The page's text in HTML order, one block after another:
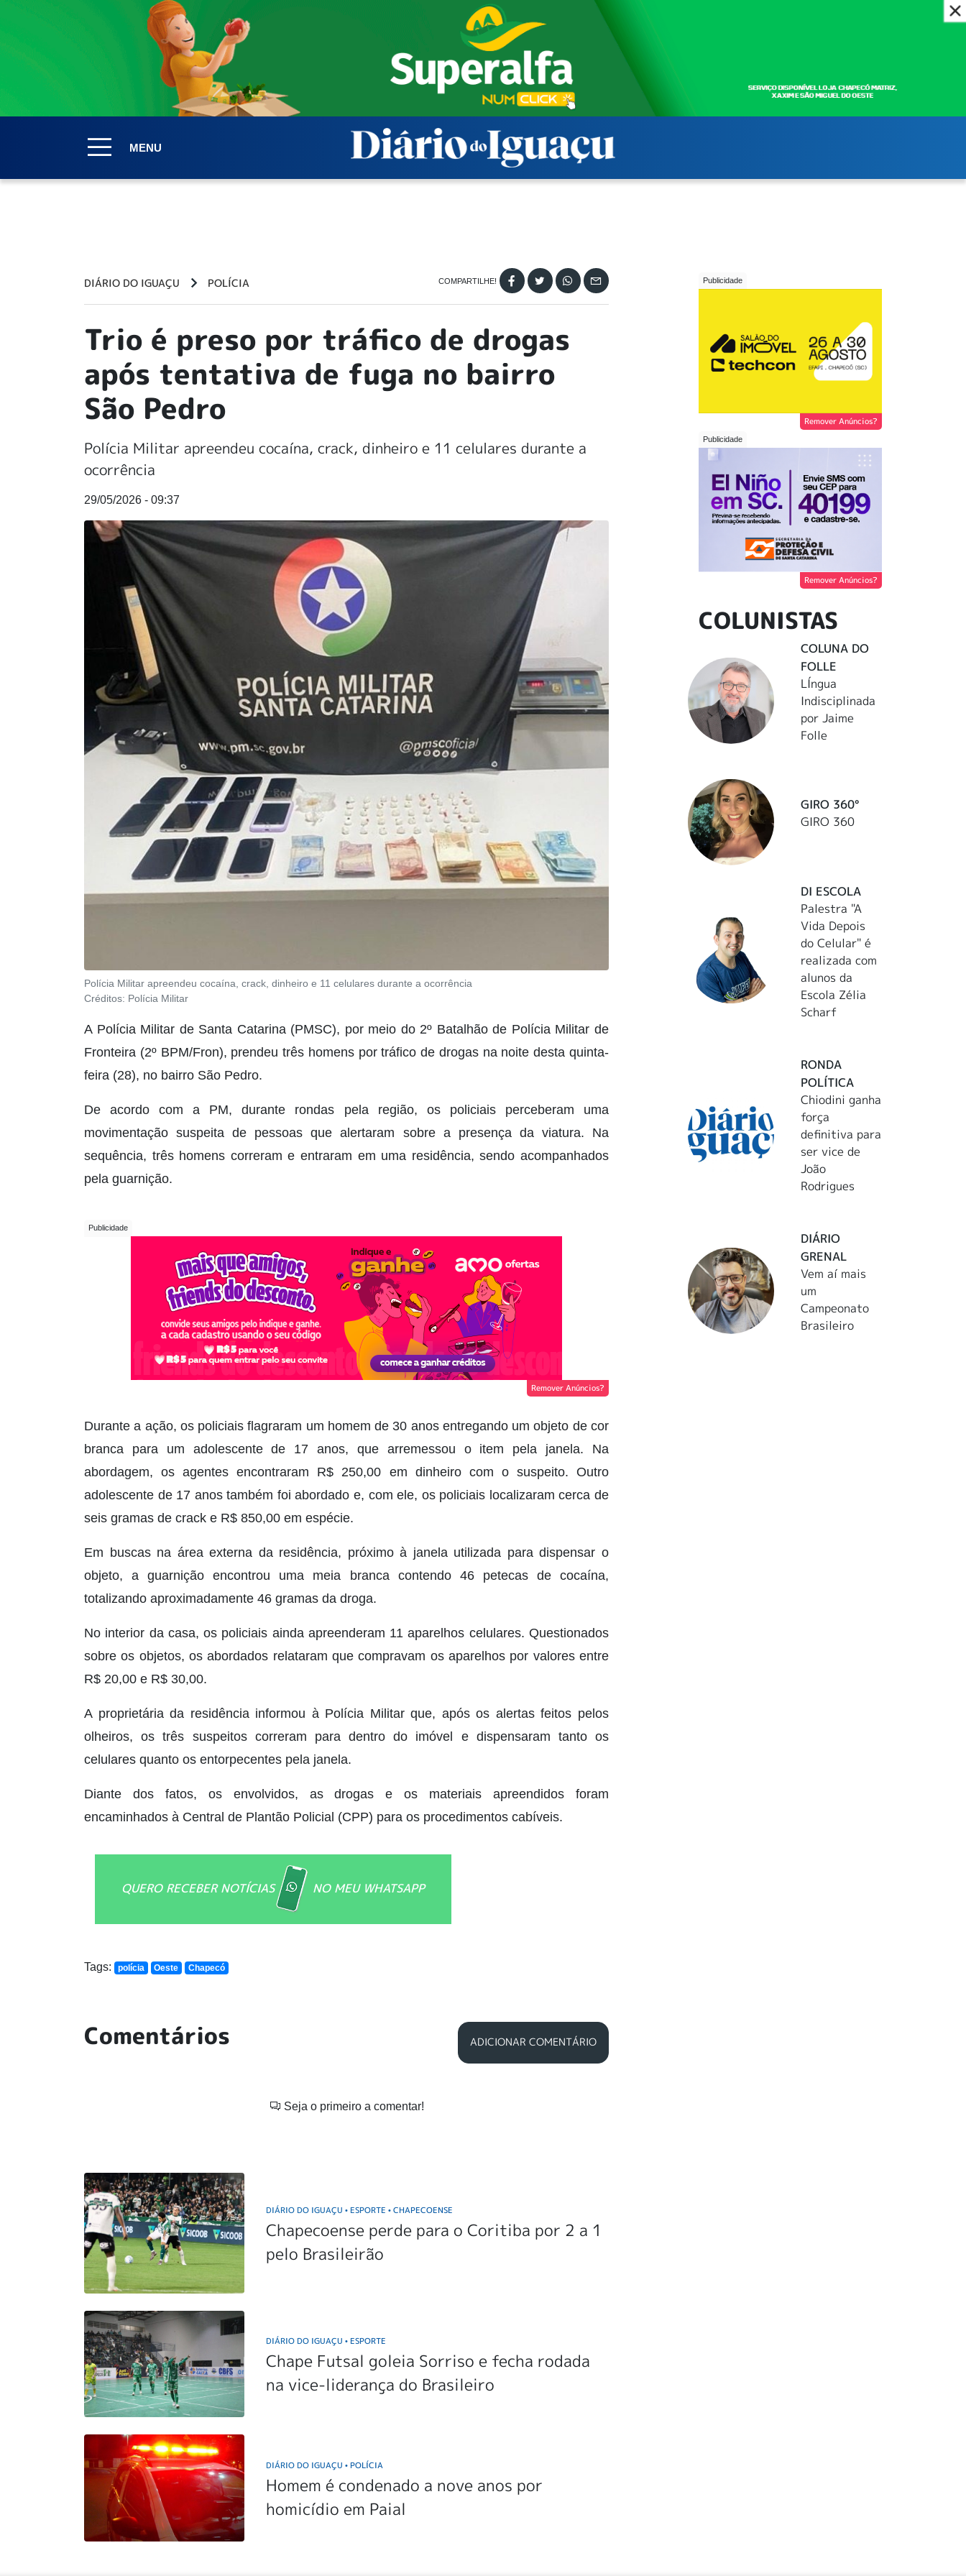
MENU
DIÁRIO DO IGUAÇU POLÍCIA
Trio é preso por tráfico de drogas
após tentativa de fuga no bairro
São Pedro
Polícia Militar apreendeu cocaína, crack, dinheiro e 11 celulares durante a
ocorrência
29/05/2026 - 09:37
Polícia Militar apreendeu cocaína, crack, dinheiro e 11 celulares durante a ocorrência
Créditos: Polícia Militar
A Polícia Militar de Santa Catarina (PMSC), por meio do 2º Batalhão de Polícia Militar de
Fronteira (2º BPM/Fron), prendeu três homens por tráfico de drogas na noite desta quinta-
feira (28), no bairro São Pedro.
De acordo com a PM, durante rondas pela região, os policiais perceberam uma
movimentação suspeita de pessoas que alertaram sobre a presença da viatura. Na
sequência, três homens correram e entraram em uma residência, sendo acompanhados
pela guarnição.
Remover Anúncios?
Durante a ação, os policiais flagraram um homem de 30 anos entregando um objeto de cor
branca para um adolescente de 17 anos, que arremessou o item pela janela. Na
abordagem, os agentes encontraram R$ 250,00 em dinheiro com o suspeito. Outro
adolescente de 17 anos também foi abordado e, com ele, os policiais localizaram cerca de
seis gramas de crack e R$ 850,00 em espécie.
Em buscas na área externa da residência, próximo à janela utilizada para dispensar o
objeto, a guarnição encontrou uma meia branca contendo 46 petecas de cocaína,
totalizando aproximadamente 46 gramas da droga.
No interior da casa, os policiais ainda apreenderam 11 aparelhos celulares. Questionados
sobre os objetos, os abordados relataram que compravam os aparelhos por valores entre
R$ 20,00 e R$ 30,00.
A proprietária da residência informou à Polícia Militar que, após os alertas feitos pelos
olheiros, os três suspeitos correram para dentro do imóvel e dispensaram tanto os
celulares quanto os entorpecentes pela janela.
Diante dos fatos, os envolvidos, as drogas e os materiais apreendidos foram
encaminhados à Central de Plantão Policial (CPP) para os procedimentos cabíveis.
QUERO RECEBER NOTÍCIAS NO MEU WHATSAPP
Tags: polícia Oeste Chapecó
Comentários ADICIONAR COMENTÁRIO
Seja o primeiro a comentar!
DIÁRIO DO IGUAÇU• ESPORTE• CHAPECOENSE
Chapecoense perde para o Coritiba por 2 a 1
pelo Brasileirão
DIÁRIO DO IGUAÇU• ESPORTE
Chape Futsal goleia Sorriso e fecha rodada
na vice-liderança do Brasileiro
DIÁRIO DO IGUAÇU• POLÍCIA
Homem é condenado a nove anos por
homicídio em Paial
Remover Anúncios?
Remover Anúncios?
COLUNISTAS
COLUNA DO
FOLLE
LÍngua
Indisciplinada
por Jaime
Folle
GIRO 360°
GIRO 360
DI ESCOLA
Palestra "A
Vida Depois
do Celular" é
realizada com
alunos da
Escola Zélia
Scharf
RONDA
POLÍTICA
Chiodini ganha
força
definitiva para
ser vice de
João
Rodrigues
DIÁRIO
GRENAL
Vem aí mais
um
Campeonato
Brasileiro